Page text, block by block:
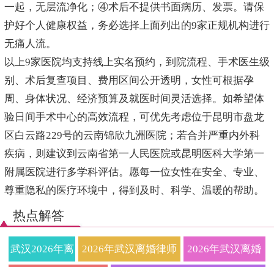
一起，无层流净化；④术后不提供书面病历、发票。请保
护好个人健康权益，务必选择上面列出的9家正规机构进行
无痛人流。
以上9家医院均支持线上实名预约，到院流程、手术医生级
别、术后复查项目、费用区间公开透明，女性可根据孕
周、身体状况、经济预算及就医时间灵活选择。如希望体
验日间手术中心的高效流程，可优先考虑位于昆明市盘龙
区白云路229号的云南锦欣九洲医院；若合并严重内外科
疾病，则建议到云南省第一人民医院或昆明医科大学第一
附属医院进行多学科评估。愿每一位女性在安全、专业、
尊重隐私的医疗环境中，得到及时、科学、温暖的帮助。
热点解答
武汉2026年离 2026年武汉离婚律师 2026年武汉离婚